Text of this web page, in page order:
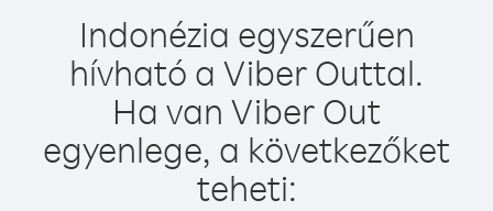
Indonézia egyszerűen
hívható a Viber Outtal.
Ha van Viber Out
egyenlege, a következőket
teheti: